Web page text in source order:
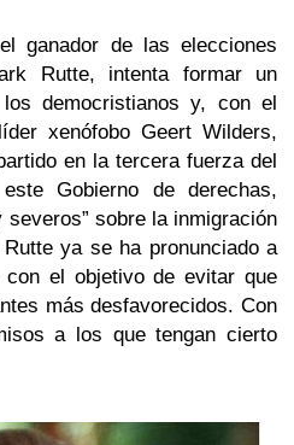
ganador de las elecciones
Rutte, intenta formar un
democristianos y, con el
xenófobo Geert Wilders,
en la tercera fuerza del
Gobierno de derechas,
sobre la inmigración
ya se ha pronunciado a
el objetivo de evitar que
más desfavorecidos. Con
a los que tengan cierto